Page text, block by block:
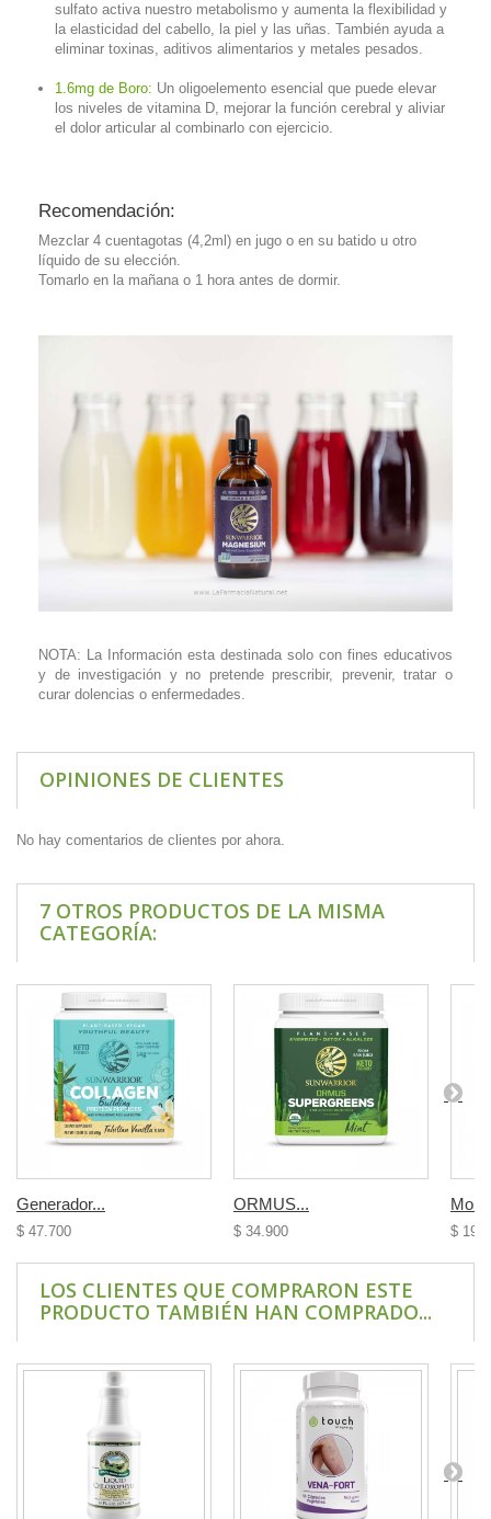
sulfato activa nuestro metabolismo y aumenta la flexibilidad y
la elasticidad del cabello, la piel y las uñas. También ayuda a
eliminar toxinas, aditivos alimentarios y metales pesados.
1.6mg de Boro: Un oligoelemento esencial que puede elevar
los niveles de vitamina D, mejorar la función cerebral y aliviar
el dolor articular al combinarlo con ejercicio.
Recomendación:
Mezclar 4 cuentagotas (4,2ml) en jugo o en su batido u otro
líquido de su elección.
Tomarlo en la mañana o 1 hora antes de dormir.
NOTA: La Información esta destinada solo con fines educativos
y de investigación y no pretende prescribir, prevenir, tratar o
curar dolencias o enfermedades.
OPINIONES DE CLIENTES
No hay comentarios de clientes por ahora.
7 OTROS PRODUCTOS DE LA MISMA
CATEGORÍA:
Generador...
$ 47.700
ORMUS...
$ 34.900 $
LOS CLIENTES QUE COMPRARON ESTE
PRODUCTO TAMBIÉN HAN COMPRADO...